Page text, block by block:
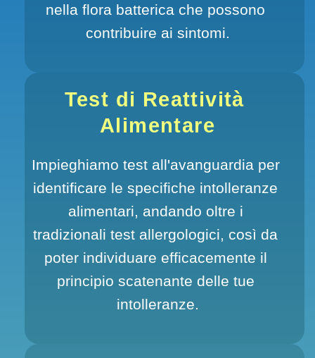
nella flora batterica che possono
contribuire ai sintomi.
Test di Reattività
Alimentare
Impieghiamo test all'avanguardia per
identificare le specifiche intolleranze
alimentari, andando oltre i
tradizionali test allergologici, così da
poter individuare efficacemente il
principio scatenante delle tue
intolleranze.